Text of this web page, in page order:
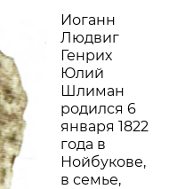
Иоганн
Людвиг
Генрих
Юлий
Шлиман
родился 6
января 1822
года в
Нойбукове,
в семье,